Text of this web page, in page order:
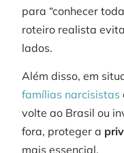
para “conhecer
roteiro realista
lados.
Além disso, em
famílias narcisistas
volte ao Brasil ou
fora, proteger a
mais essencial.